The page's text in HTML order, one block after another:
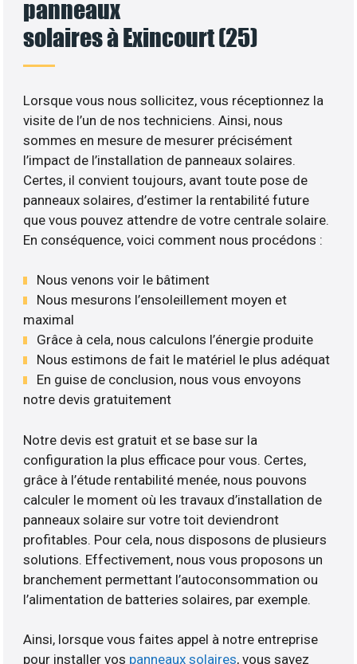
panneaux
solaires à Exincourt (25)
Lorsque vous nous sollicitez, vous réceptionnez la
visite de l’un de nos techniciens. Ainsi, nous
sommes en mesure de mesurer précisément
l’impact de l’installation de panneaux solaires.
Certes, il convient toujours, avant toute pose de
panneaux solaires, d’estimer la rentabilité future
que vous pouvez attendre de votre centrale solaire.
En conséquence, voici comment nous procédons :
Nous venons voir le bâtiment
Nous mesurons l’ensoleillement moyen et
maximal
Grâce à cela, nous calculons l’énergie produite
Nous estimons de fait le matériel le plus adéquat
En guise de conclusion, nous vous envoyons
notre devis gratuitement
Notre devis est gratuit et se base sur la
configuration la plus efficace pour vous. Certes,
grâce à l’étude rentabilité menée, nous pouvons
calculer le moment où les travaux d’installation de
panneaux solaire sur votre toit deviendront
profitables. Pour cela, nous disposons de plusieurs
solutions. Effectivement, nous vous proposons un
branchement permettant l’autoconsommation ou
l’alimentation de batteries solaires, par exemple.
Ainsi, lorsque vous faites appel à notre entreprise
pour installer vos panneaux solaires, vous savez